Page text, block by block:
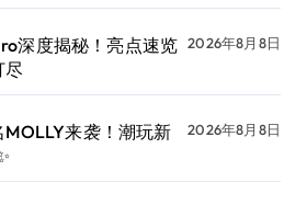
深度揭秘！亮点速览
尽
2026年8月8日
来袭！潮玩新
2026年8月8日